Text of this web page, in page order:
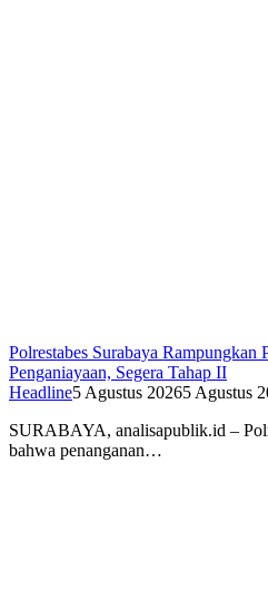
Polrestabes Surabaya Rampungkan
Penganiayaan, Segera Tahap II
Headline5 Agustus 20265 Agustus
SURABAYA, analisapublik.id –
bahwa penanganan…